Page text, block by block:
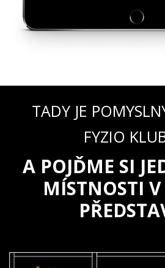
TADY JE
FYZIO
A POJĎME SI
MÍSTNOSTI